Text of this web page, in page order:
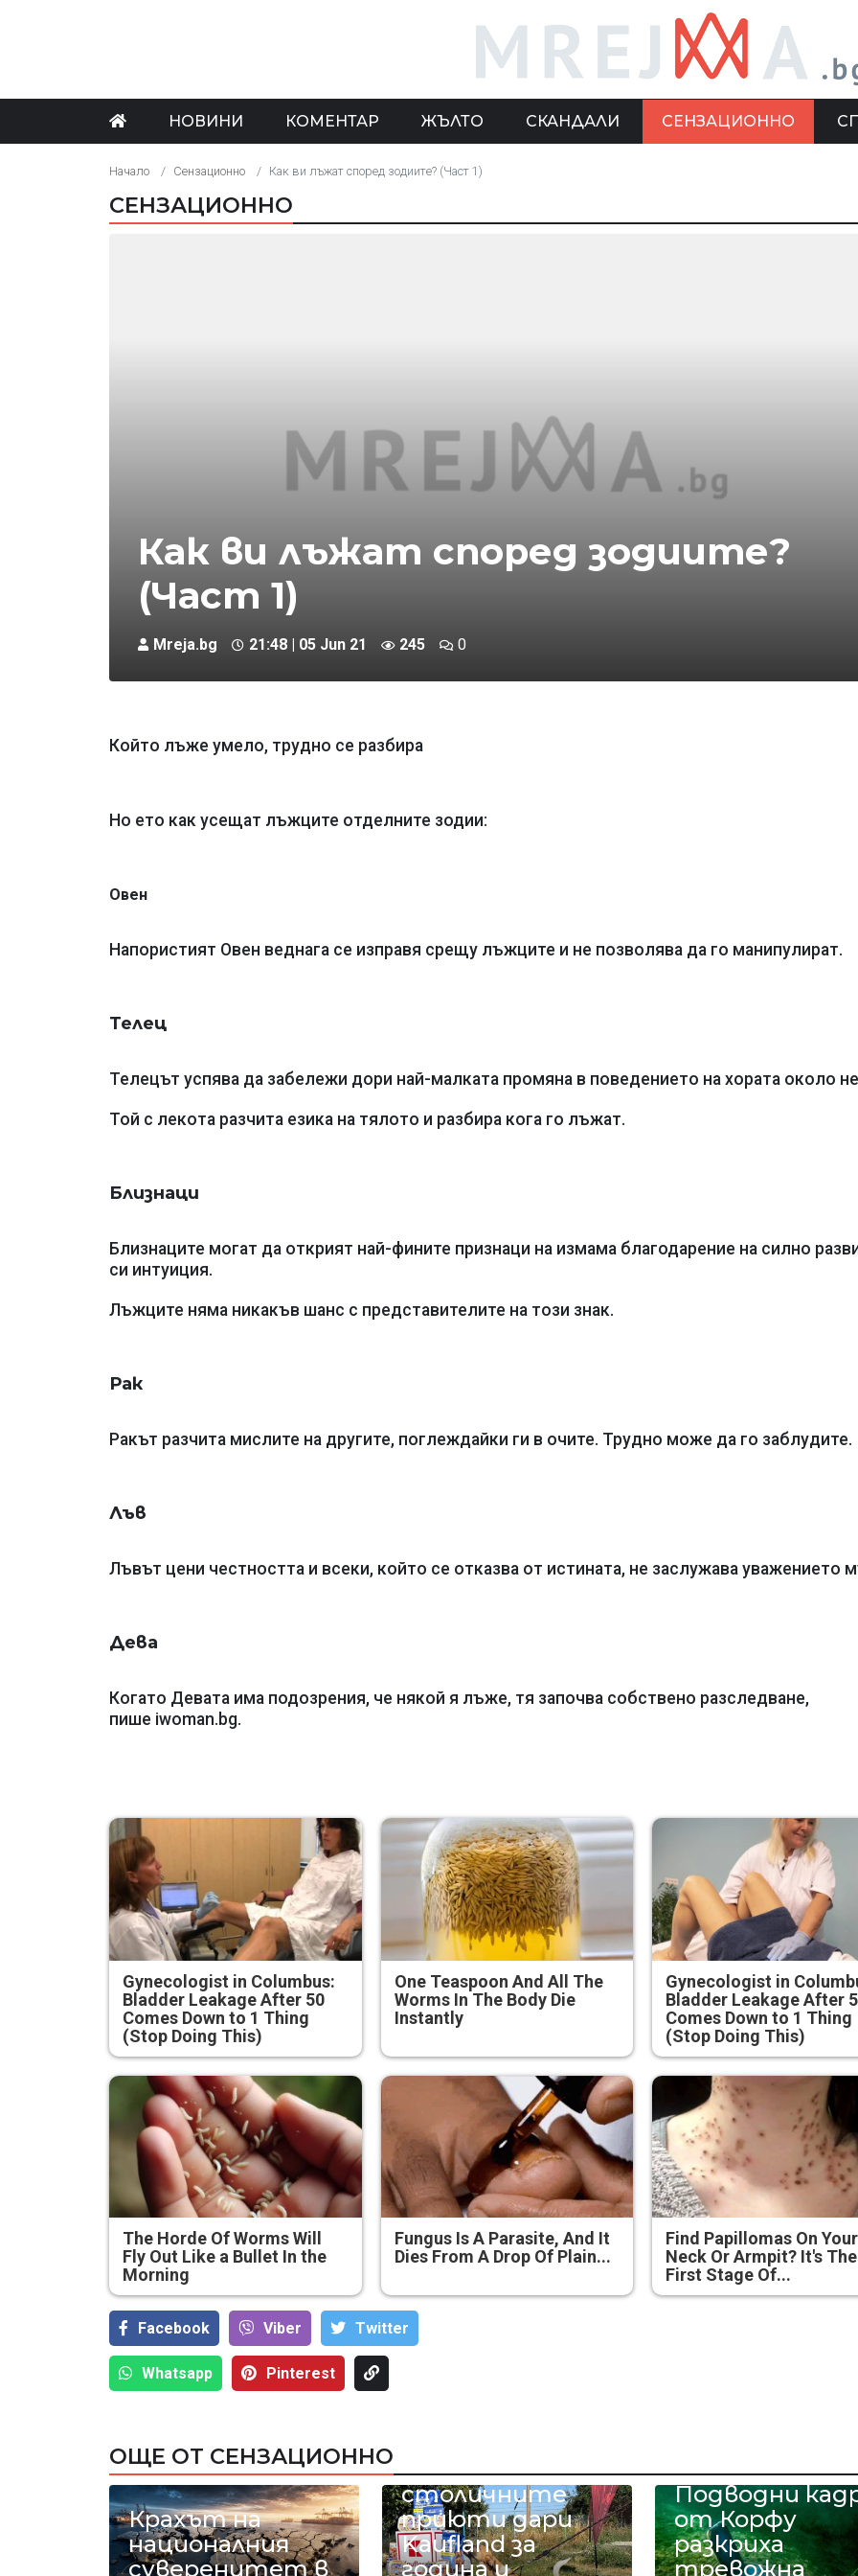
НОВИНИ КОМЕНТАР ЖЪЛТО СКАНДАЛИ СЕНЗАЦИОННО
Начало Сензационно Как ви лъжат според зодиите? (Част 1)
СЕНЗАЦИОННО
Как ви лъжат според зодиите?
(Част 1)
Mreja.bg 21:48 | 05 Jun 21 245 0
Който лъже умело, трудно се разбира
Но ето как усещат лъжците отделните зодии:
Овен
Напористият Овен веднага се изправя срещу лъжците и не позволява да го манипулират.
Телец
Телецът успява да забележи дори най-малката промяна в поведението на хората около
Той с лекота разчита езика на тялото и разбира кога го лъжат.
Близнаци
Близнаците могат да открият най-фините признаци на измама благодарение на силно
си интуиция.
Лъжците няма никакъв шанс с представителите на този знак.
Рак
Ракът разчита мислите на другите, поглеждайки ги в очите. Трудно може да го заблудите.
Лъв
Лъвът цени честността и всеки, който се отказва от истината, не заслужава уважението
Дева
Когато Девата има подозрения, че някой я лъже, тя започва собствено разследване,
пише iwoman.bg.
Gynecologist in Columbus:
Bladder Leakage After 50
Comes Down to 1 Thing
(Stop Doing This)
One Teaspoon And All The
Worms In The Body Die
Instantly
Gynecologist in
Bladder Leakage After
Comes Down to 1 Thing
(Stop Doing This)
The Horde Of Worms Will
Fly Out Like a Bullet In the
Morning
Fungus Is A Parasite, And It
Dies From A Drop Of Plain...
Find Papillomas On Your
Neck Or Armpit? It's The
First Stage Of...
Facebook Viber Тwitter
Whatsapp Pinterest
ОЩЕ ОТ СЕНЗАЦИОННО
Крахът на
националния
суверенитет в
кучетата в
столичните
приюти дари
Kaufland за
година и
Подводни
от Корфу
разкриха
тревожна